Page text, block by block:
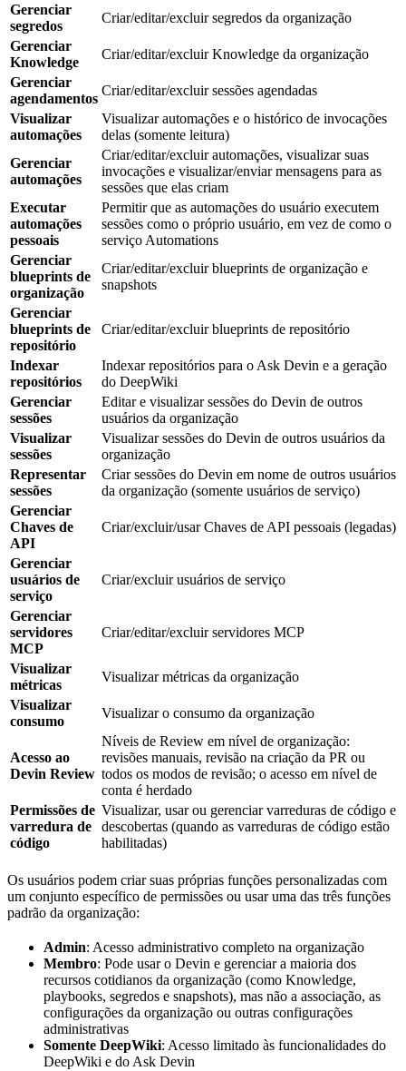
Gerenciar
segredos
Criar/editar/excluir segredos da organização
Gerenciar
Knowledge
Criar/editar/excluir Knowledge da organização
Gerenciar
agendamentos
Criar/editar/excluir sessões agendadas
Visualizar
automações
Visualizar automações e o histórico de invocações
delas (somente leitura)
Gerenciar
automações
Criar/editar/excluir automações, visualizar suas
invocações e visualizar/enviar mensagens para as
sessões que elas criam
Executar
automações
pessoais
Permitir que as automações do usuário executem
sessões como o próprio usuário, em vez de como o
serviço Automations
Gerenciar
blueprints de
organização
Criar/editar/excluir blueprints de organização e
snapshots
Gerenciar
blueprints de
repositório
Criar/editar/excluir blueprints de repositório
Indexar
repositórios
Indexar repositórios para o Ask Devin e a geração
do DeepWiki
Gerenciar
sessões
Editar e visualizar sessões do Devin de outros
usuários da organização
Visualizar
sessões
Visualizar sessões do Devin de outros usuários da
organização
Representar
sessões
Criar sessões do Devin em nome de outros usuários
da organização (somente usuários de serviço)
Gerenciar
Chaves de
API
Criar/excluir/usar Chaves de API pessoais (legadas)
Gerenciar
usuários de
serviço
Criar/excluir usuários de serviço
Gerenciar
servidores
MCP
Criar/editar/excluir servidores MCP
Visualizar
métricas
Visualizar métricas da organização
Visualizar
consumo
Visualizar o consumo da organização
Acesso ao
Devin Review
Níveis de Review em nível de organização:
revisões manuais, revisão na criação da PR ou
todos os modos de revisão; o acesso em nível de
conta é herdado
Permissões de
varredura de
código
Visualizar, usar ou gerenciar varreduras de código e
descobertas (quando as varreduras de código estão
habilitadas)
Os usuários podem criar suas próprias funções personalizadas com
um conjunto específico de permissões ou usar uma das três funções
padrão da organização:
Admin: Acesso administrativo completo na organização
Membro: Pode usar o Devin e gerenciar a maioria dos
recursos cotidianos da organização (como Knowledge,
playbooks, segredos e snapshots), mas não a associação, as
configurações da organização ou outras configurações
administrativas
Somente DeepWiki: Acesso limitado às funcionalidades do
DeepWiki e do Ask Devin